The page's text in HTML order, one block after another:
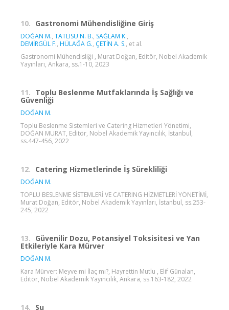
10. Gastronomi Mühendisliğine Giriş
DOĞAN M., TATLISU N. B., SAĞLAM K.,
DEMİRGÜL F., HÜLAĞA G., ÇETİN A. S., et al.
Gastronomi Mühendisliği , Murat Doğan, Editör, Nobel Akademik
Yayınları, Ankara, ss.1-10, 2023
11. Toplu Beslenme Mutfaklarında İş Sağlığı ve
Güvenliği
DOĞAN M.
Toplu Beslenme Sistemleri ve Catering Hizmetleri Yönetimi,
DOĞAN MURAT, Editör, Nobel Akademik Yayıncılık, İstanbul,
ss.447-456, 2022
12. Catering Hizmetlerinde İş Sürekliliği
DOĞAN M.
TOPLU BESLENME SİSTEMLERİ VE CATERING HİZMETLERİ YÖNETİMİ,
Murat Doğan, Editör, Nobel Akademik Yayınları, İstanbul, ss.253-
245, 2022
13. Güvenilir Dozu, Potansiyel Toksisitesi ve Yan
Etkileriyle Kara Mürver
DOĞAN M.
Kara Mürver: Meyve mi İlaç mı?, Hayrettin Mutlu , Elif Günalan,
Editör, Nobel Akademik Yayıncılık, Ankara, ss.163-182, 2022
14. Su